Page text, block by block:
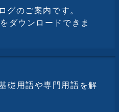
グのご案内です。
ダウンロードできま
礎用語や専門用語を解